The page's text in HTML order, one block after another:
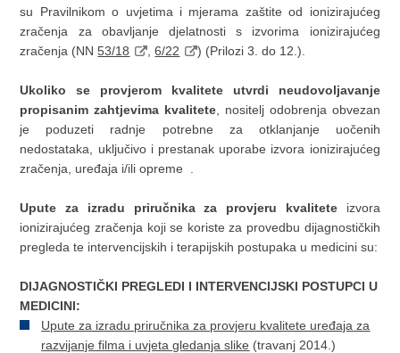
su Pravilnikom o uvjetima i mjerama zaštite od ionizirajućeg
zračenja za obavljanje djelatnosti s izvorima ionizirajućeg
zračenja (NN53/18 ,6/22 ) (Prilozi 3. do 12.).
Ukoliko se provjerom kvalitete utvrdi neudovoljavanje
propisanim zahtjevima kvalitete , nositelj odobrenja obvezan
je poduzeti radnje potrebne za otklanjanje uočenih
nedostataka, uključivo i prestanak uporabe izvora ionizirajućeg
zračenja, uređaja i/ili opreme .
Upute za izradu priručnika za provjeru kvaliteteizvora
ionizirajućeg zračenja koji se koriste za provedbu dijagnostičkih
pregleda te intervencijskih i terapijskih postupaka u medicini su:
DIJAGNOSTIČKI PREGLEDI I INTERVENCIJSKI POSTUPCI U
MEDICINI:
Upute za izradu priručnika za provjeru kvalitete uređaja za
razvijanje filma i uvjeta gledanja slike (travanj 2014.)